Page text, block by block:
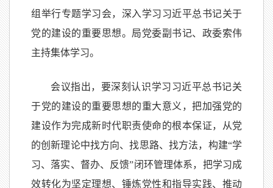
组举行专题学习会，深入学习习近平总书记关于
党的建设的重要思想。局党委副书记、政委索伟
主持集体学习。
会议指出， 要深刻认识学习习近平总书记关
于党的建设的重要思想的重大意义，把加强党的
建设作为完成新时代职责使命的根本保证，从党
的创新理论中找方向、找思路、找方法，构建“学
习、落实、督办、反馈”闭环管理体系，把学习成
效转化为坚定理想、锤炼党性和指导实践、推动